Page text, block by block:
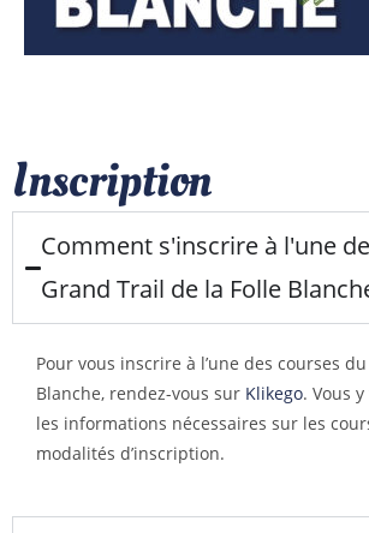
Inscription
Comment s'inscrire à l'une
Grand Trail de la Folle
Pour vous inscrire à l’une des courses
Blanche, rendez-vous sur Klikego. Vous
les informations nécessaires sur les
modalités d’inscription.